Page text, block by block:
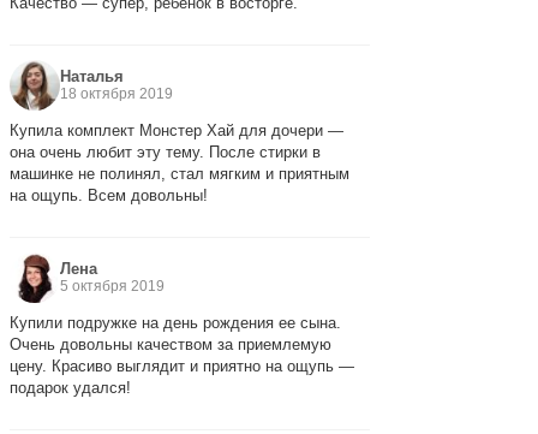
Наталья
18 октября 2019
Купила комплект Монстер Хай для дочери —
она очень любит эту тему. После стирки в
машинке не полинял, стал мягким и приятным
на ощупь. Всем довольны!
Лена
5 октября 2019
Купили подружке на день рождения ее сына.
Очень довольны качеством за приемлемую
цену. Красиво выглядит и приятно на ощупь —
подарок удался!